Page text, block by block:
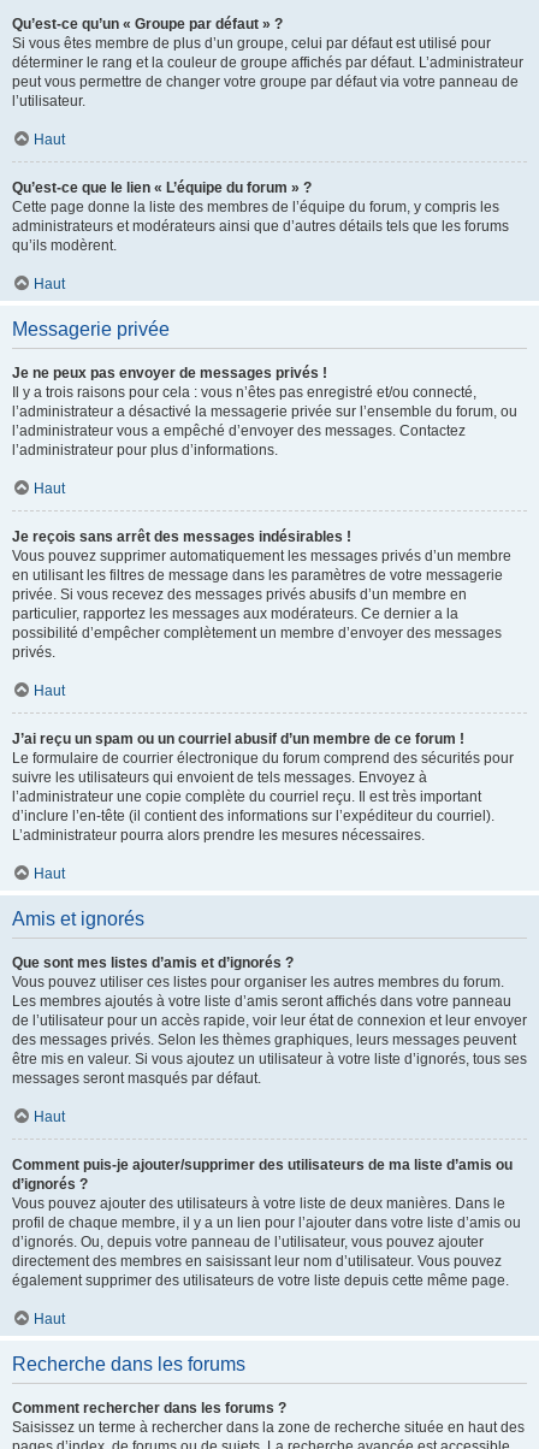
Qu’est-ce qu’un « Groupe par défaut » ?
Si vous êtes membre de plus d’un groupe, celui par défaut est utilisé pour
déterminer le rang et la couleur de groupe affichés par défaut. L’administrateur
peut vous permettre de changer votre groupe par défaut via votre panneau de
l’utilisateur.
Haut
Qu’est-ce que le lien « L’équipe du forum » ?
Cette page donne la liste des membres de l’équipe du forum, y compris les
administrateurs et modérateurs ainsi que d’autres détails tels que les forums
qu’ils modèrent.
Haut
Messagerie privée
Je ne peux pas envoyer de messages privés !
Il y a trois raisons pour cela : vous n’êtes pas enregistré et/ou connecté,
l’administrateur a désactivé la messagerie privée sur l’ensemble du forum, ou
l’administrateur vous a empêché d’envoyer des messages. Contactez
l’administrateur pour plus d’informations.
Haut
Je reçois sans arrêt des messages indésirables !
Vous pouvez supprimer automatiquement les messages privés d’un membre
en utilisant les filtres de message dans les paramètres de votre messagerie
privée. Si vous recevez des messages privés abusifs d’un membre en
particulier, rapportez les messages aux modérateurs. Ce dernier a la
possibilité d’empêcher complètement un membre d’envoyer des messages
privés.
Haut
J’ai reçu un spam ou un courriel abusif d’un membre de ce forum !
Le formulaire de courrier électronique du forum comprend des sécurités pour
suivre les utilisateurs qui envoient de tels messages. Envoyez à
l’administrateur une copie complète du courriel reçu. Il est très important
d’inclure l’en-tête (il contient des informations sur l’expéditeur du courriel).
L’administrateur pourra alors prendre les mesures nécessaires.
Haut
Amis et ignorés
Que sont mes listes d’amis et d’ignorés ?
Vous pouvez utiliser ces listes pour organiser les autres membres du forum.
Les membres ajoutés à votre liste d’amis seront affichés dans votre panneau
de l’utilisateur pour un accès rapide, voir leur état de connexion et leur envoyer
des messages privés. Selon les thèmes graphiques, leurs messages peuvent
être mis en valeur. Si vous ajoutez un utilisateur à votre liste d’ignorés, tous ses
messages seront masqués par défaut.
Haut
Comment puis-je ajouter/supprimer des utilisateurs de ma liste d’amis ou
d’ignorés ?
Vous pouvez ajouter des utilisateurs à votre liste de deux manières. Dans le
profil de chaque membre, il y a un lien pour l’ajouter dans votre liste d’amis ou
d’ignorés. Ou, depuis votre panneau de l’utilisateur, vous pouvez ajouter
directement des membres en saisissant leur nom d’utilisateur. Vous pouvez
également supprimer des utilisateurs de votre liste depuis cette même page.
Haut
Recherche dans les forums
Comment rechercher dans les forums ?
Saisissez un terme à rechercher dans la zone de recherche située en haut des